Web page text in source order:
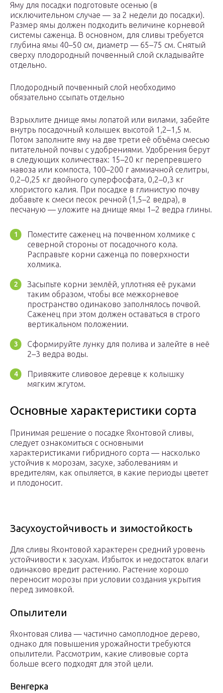
Яму для посадки подготовьте осенью (в
исключительном случае — за 2 недели до посадки).
Размер ямы должен подходить величине корневой
системы саженца. В основном, для сливы требуется
глубина ямы 40–50 см, диаметр — 65–75 см. Снятый
сверху плодородный почвенный слой складывайте
отдельно.
Плодородный почвенный слой необходимо
обязательно ссыпать отдельно
Взрыхлите днище ямы лопатой или вилами, забейте
внутрь посадочный колышек высотой 1,2–1,5 м.
Потом заполните яму на две трети её объёма смесью
питательной почвы с удобрениями. Удобрения берут
в следующих количествах: 15–20 кг перепревшего
навоза или компоста, 100–200 г аммиачной селитры,
0,2–0,25 кг двойного суперфосфата, 0,2–0,3 кг
хлористого калия. При посадке в глинистую почву
добавьте к смеси песок речной (1,5–2 ведра), в
песчаную — уложите на днище ямы 1–2 ведра глины.
Поместите саженец на почвенном холмике с
северной стороны от посадочного кола.
Расправьте корни саженца по поверхности
холмика.
Засыпьте корни землёй, уплотняя её руками
таким образом, чтобы все межкорневое
пространство одинаково заполнялось почвой.
Саженец при этом должен оставаться в строго
вертикальном положении.
Сформируйте лунку для полива и залейте в неё
2–3 ведра воды.
Привяжите сливовое деревце к колышку
мягким жгутом.
Основные характеристики сорта
Принимая решение о посадке Яхонтовой сливы,
следует ознакомиться с основными
характеристиками гибридного сорта — насколько
устойчив к морозам, засухе, заболеваниям и
вредителям, как опыляется, в какие периоды цветет
и плодоносит.
Засухоустойчивость и зимостойкость
Для сливы Яхонтовой характерен средний уровень
устойчивости к засухам. Избыток и недостаток влаги
одинаково вредит растению. Растение хорошо
переносит морозы при условии создания укрытия
перед зимовкой.
Опылители
Яхонтовая слива — частично самоплодное дерево,
однако для повышения урожайности требуются
опылители. Рассмотрим, какие сливовые сорта
больше всего подходят для этой цели.
Венгерка